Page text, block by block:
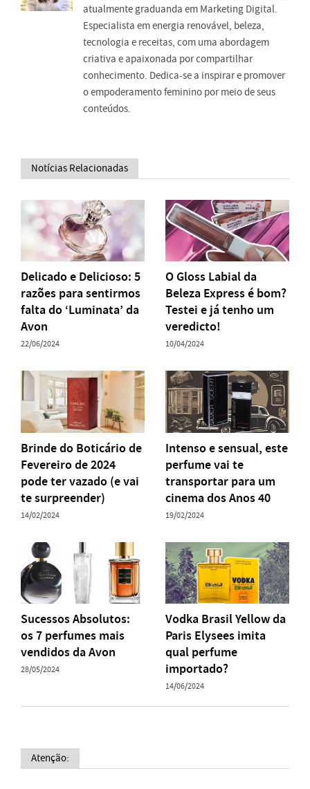
atualmente graduanda em Marketing Digital.
Especialista em energia renovável, beleza,
tecnologia e receitas, com uma abordagem
criativa e apaixonada por compartilhar
conhecimento. Dedica-se a inspirar e promover
o empoderamento feminino por meio de seus
conteúdos.
Notícias Relacionadas
Delicado e Delicioso: 5
razões para sentirmos
falta do ‘Luminata’ da
Avon
22/06/2024
O Gloss Labial da
Beleza Express é bom?
Testei e já tenho um
veredicto!
10/04/2024
Brinde do Boticário de
Fevereiro de 2024
pode ter vazado (e vai
te surpreender)
14/02/2024
Intenso e sensual, este
perfume vai te
transportar para um
cinema dos Anos 40
19/02/2024
Sucessos Absolutos:
os 7 perfumes mais
vendidos da Avon
28/05/2024
Vodka Brasil Yellow da
Paris Elysees imita
qual perfume
importado?
14/06/2024
Atenção: